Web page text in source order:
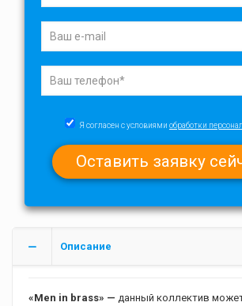
Я согласен с условиями обработки
Описание
«Men in brass» — данный коллектив